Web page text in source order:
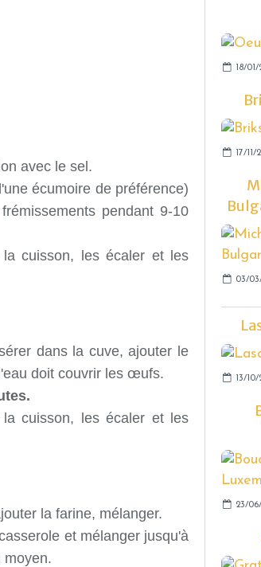
avec le sel.
écumoire de préférence)
pendant 9-10
cuisson, les écaler et les
dans la cuve, ajouter le
doit couvrir les œufs.
cuisson, les écaler et les
la farine, mélanger.
et mélanger jusqu'à
moyen.
18/01/
17/11/
03/
13/
23/